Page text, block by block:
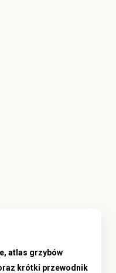
atlas grzybów
krótki przewodnik